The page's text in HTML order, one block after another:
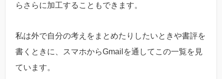
らさらに加工することもできます。
私は外で自分の考えをまとめたりしたいときや書評を
書くときに、スマホからGmailを通してこの一覧を見
ています。